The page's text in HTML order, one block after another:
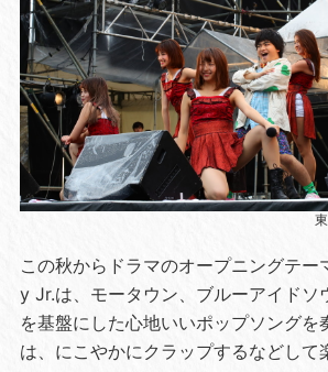
この秋からドラマのオープニングテー
y Jr.は、モータウン、ブルーアイドソ
を基盤にした心地いいポップソングを
は、にこやかにクラップするなどして